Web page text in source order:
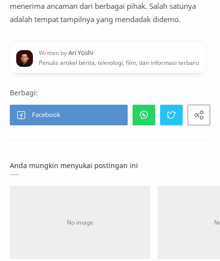
menerima ancaman dari berbagai pihak. Salah satunya
adalah tempat tampilnya yang mendadak didemo.
Anda mungkin menyukai postingan ini